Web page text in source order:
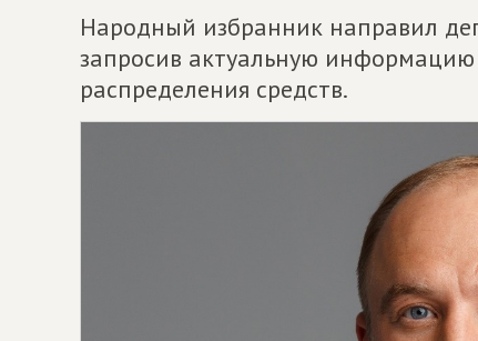
Народный избранник направил
запросив актуальную
распределения средств.